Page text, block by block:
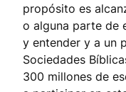
propósito es
o alguna parte de
y entender y a un
Sociedades
300 millones de